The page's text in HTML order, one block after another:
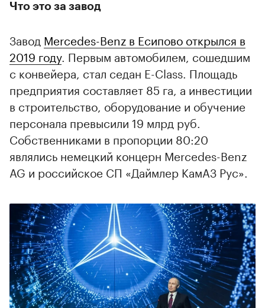
Что это за завод
Завод Mercedes-Benz в Есипово открылся в
2019 году. Первым автомобилем, сошедшим
с конвейера, стал седан E-Class. Площадь
предприятия составляет 85 га, а инвестиции
в строительство, оборудование и обучение
персонала превысили 19 млрд руб.
Собственниками в пропорции 80:20
являлись немецкий концерн Mercedes-Benz
AG и российское СП «Даймлер КамАЗ Рус».